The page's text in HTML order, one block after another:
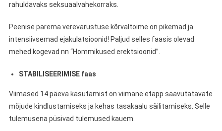
rahuldavaks seksuaalvahekorraks.
Peenise parema verevarustuse kõrvaltoime on pikemad ja
intensiivsemad ejakulatsioonid! Paljud selles faasis olevad
mehed kogevad nn “Hommikused erektsioonid”.
STABILISEERIMISE faas
Viimased 14 päeva kasutamist on viimane etapp saavutatavate
mõjude kindlustamiseks ja kehas tasakaalu säilitamiseks. Selle
tulemusena püsivad tulemused kauem.